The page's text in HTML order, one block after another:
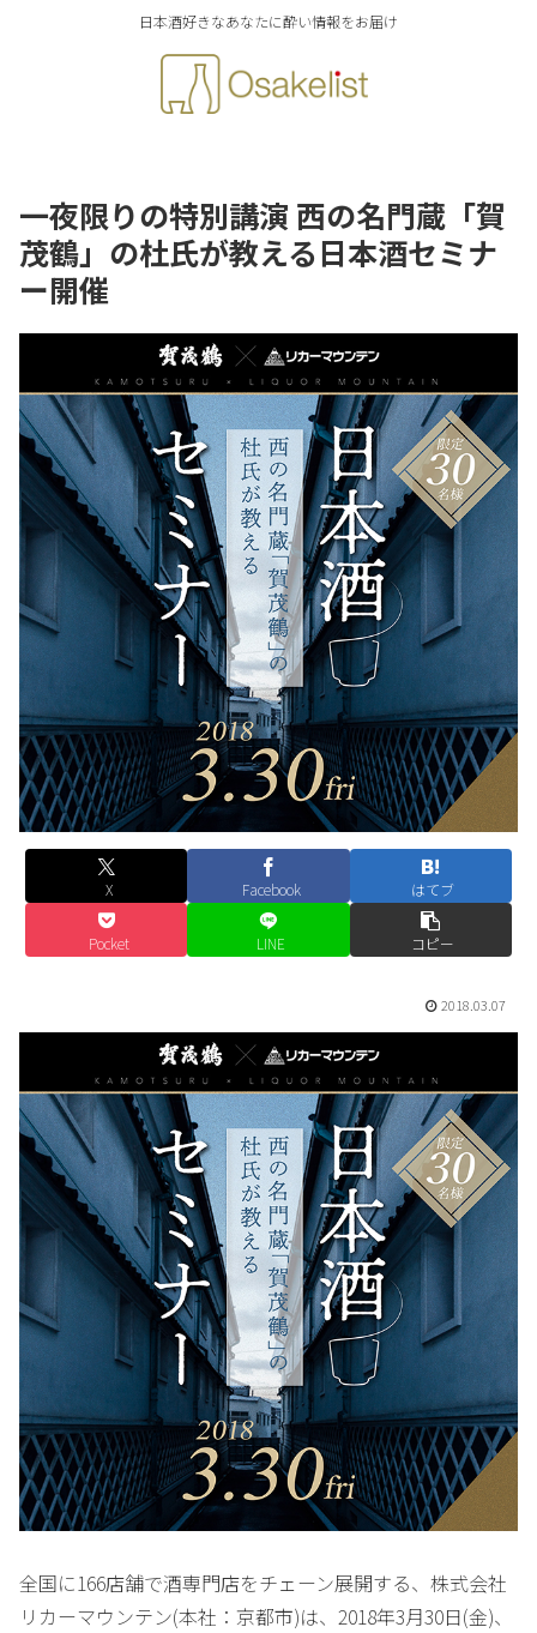
日本酒好きなあなたに酔い情報をお届け
一夜限りの特別講演 西の名門蔵「賀
茂鶴」の杜氏が教える日本酒セミナ
ー開催
X Facebook はてブ
Pocket LINE コピー
2018.03.07
全国に166店舗で酒専門店をチェーン展開する、株式会社
リカーマウンテン(本社：京都市)は、2018年3月30日(金)、